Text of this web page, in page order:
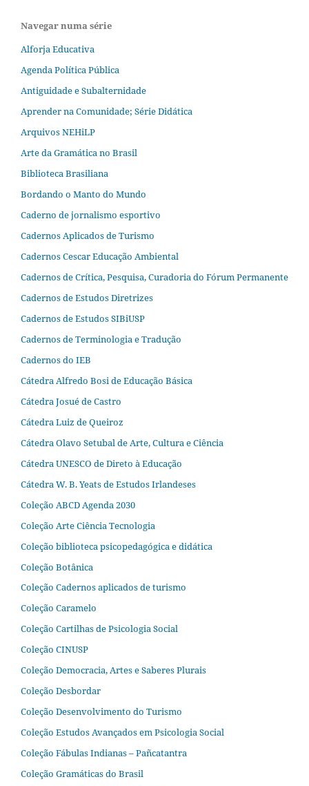
Navegar numa série
Alforja Educativa
Agenda Política Pública
Antiguidade e Subalternidade
Aprender na Comunidade; Série Didática
Arquivos NEHiLP
Arte da Gramática no Brasil
Biblioteca Brasiliana
Bordando o Manto do Mundo
Caderno de jornalismo esportivo
Cadernos Aplicados de Turismo
Cadernos Cescar Educação Ambiental
Cadernos de Crítica, Pesquisa, Curadoria do Fórum Permanente
Cadernos de Estudos Diretrizes
Cadernos de Estudos SIBiUSP
Cadernos de Terminologia e Tradução
Cadernos do IEB
Cátedra Alfredo Bosi de Educação Básica
Cátedra Josué de Castro
Cátedra Luiz de Queiroz
Cátedra Olavo Setubal de Arte, Cultura e Ciência
Cátedra UNESCO de Direto à Educação
Cátedra W. B. Yeats de Estudos Irlandeses
Coleção ABCD Agenda 2030
Coleção Arte Ciência Tecnologia
Coleção biblioteca psicopedagógica e didática
Coleção Botânica
Coleção Cadernos aplicados de turismo
Coleção Caramelo
Coleção Cartilhas de Psicologia Social
Coleção CINUSP
Coleção Democracia, Artes e Saberes Plurais
Coleção Desbordar
Coleção Desenvolvimento do Turismo
Coleção Estudos Avançados em Psicologia Social
Coleção Fábulas Indianas – Pañcatantra
Coleção Gramáticas do Brasil